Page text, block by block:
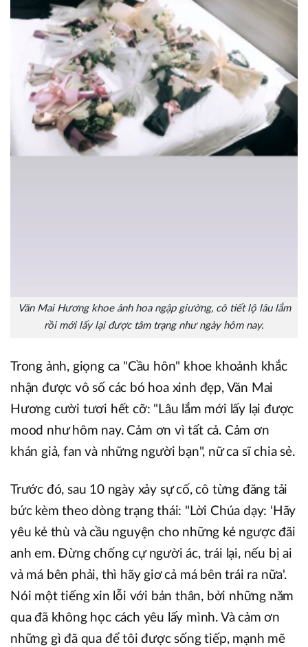
Văn Mai Hương khoe ảnh hoa ngập giường, cô tiết lộ lâu lắm
rồi mới lấy lại được tâm trạng như ngày hôm nay.
Trong ảnh, giọng ca "Cầu hôn" khoe khoảnh khắc
nhận được vô số các bó hoa xinh đẹp, Văn Mai
Hương cười tươi hết cỡ: "Lâu lắm mới lấy lại được
mood như hôm nay. Cảm ơn vì tất cả. Cảm ơn
khán giả, fan và những người bạn", nữ ca sĩ chia sẻ.
Trước đó, sau 10 ngày xảy sự cố, cô từng đăng tải
bức kèm theo dòng trạng thái: "Lời Chúa dạy: 'Hãy
yêu kẻ thù và cầu nguyện cho những kẻ ngược đãi
anh em. Ðừng chống cự người ác, trái lại, nếu bị ai
vả má bên phải, thì hãy giơ cả má bên trái ra nữa'.
Nói một tiếng xin lỗi với bản thân, bởi những năm
qua đã không học cách yêu lấy mình. Và cảm ơn
những gì đã qua để tôi được sống tiếp, mạnh mẽ